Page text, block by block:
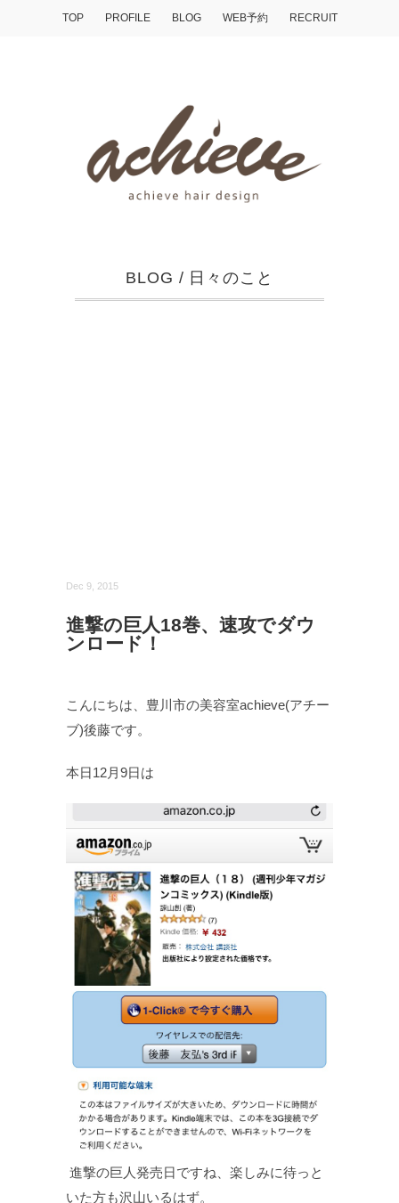
TOP PROFILE BLOG WEB予約 RECRUIT
BLOG / 日々のこと
Dec 9, 2015
進撃の巨人18巻、速攻でダウ
ンロード！
こんにちは、豊川市の美容室achieve(アチー
ブ)後藤です。
本日12月9日は
進撃の巨人発売日ですね、楽しみに待っと
いた方も沢山いるはず。